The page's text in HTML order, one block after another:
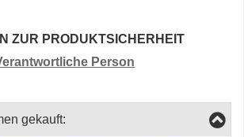
ZUR PRODUKTSICHERHEIT
Person
gekauft: